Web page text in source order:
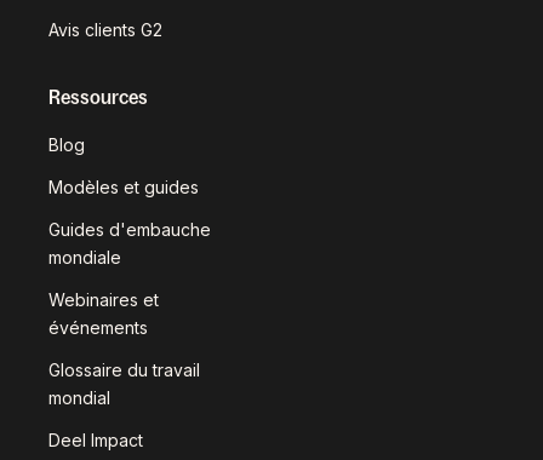
Avis clients G2
Ressources
Blog
Modèles et guides
Guides d'embauche
mondiale
Webinaires et
événements
Glossaire du travail
mondial
Deel Impact